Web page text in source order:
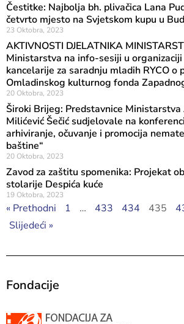
Čestitke: Najbolja bh. plivačica Lana
četvrto mjesto na Svjetskom kupu u
23 Oktobra, 2023
AKTIVNOSTI DJELATNIKA
Ministarstva na info-sesiji u
kancelarije za saradnju mladih RYCO o
Omladinskog kulturnog fonda
20 Oktobra, 2023
Široki Brijeg: Predstavnice
Milićević Šečić sudjelovale na
arhiviranje, očuvanje i promocija
baštine“
20 Oktobra, 2023
Zavod za zaštitu spomenika: Projekat
stolarije Despića kuće
19 Oktobra, 2023
« Prethodni 1 … 433 434 435
Slijedeći »
Fondacije